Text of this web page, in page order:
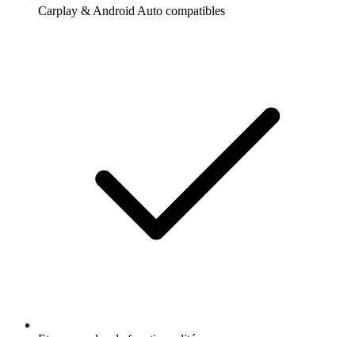
Carplay & Android Auto compatibles